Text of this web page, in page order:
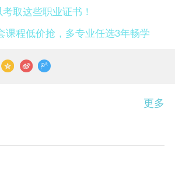
取这些职业证书！
课程低价抢，多专业任选3年畅学
更多